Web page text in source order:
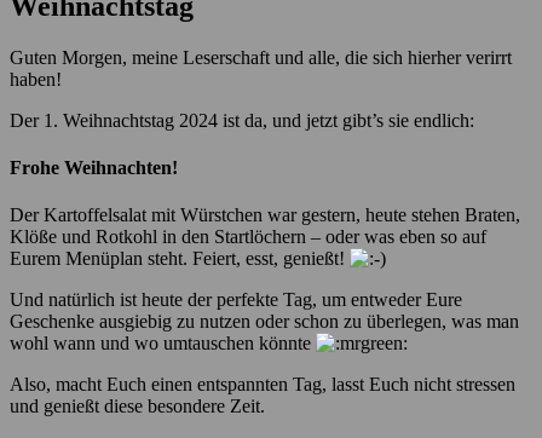
Guten Morgen, meine Leserschaft und alle, die sich hierher verirrt
haben!
Der 1. Weihnachtstag 2024 ist da, und jetzt gibt’s sie endlich:
Frohe Weihnachten!
Der Kartoffelsalat mit Würstchen war gestern, heute stehen Braten,
Klöße und Rotkohl in den Startlöchern – oder was eben so auf
Eurem Menüplan steht. Feiert, esst, genießt!
Und natürlich ist heute der perfekte Tag, um entweder Eure
Geschenke ausgiebig zu nutzen oder schon zu überlegen, was man
wohl wann und wo umtauschen könnte
Also, macht Euch einen entspannten Tag, lasst Euch nicht stressen
und genießt diese besondere Zeit.